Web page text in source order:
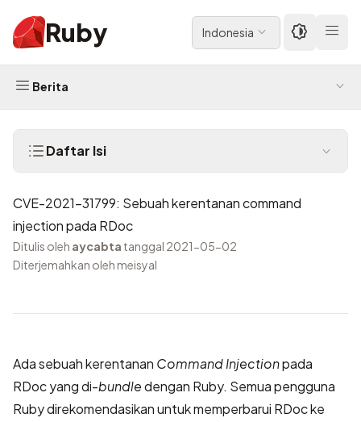
Ruby Indonesia
Berita
Daftar Isi
CVE-2021-31799: Sebuah kerentanan command
injection pada RDoc
Ditulis oleh aycabta tanggal 2021-05-02
Diterjemahkan oleh meisyal
Ada sebuah kerentanan Command Injectionpada
RDoc yang di-bundledengan Ruby. Semua pengguna
Ruby direkomendasikan untuk memperbarui RDoc ke